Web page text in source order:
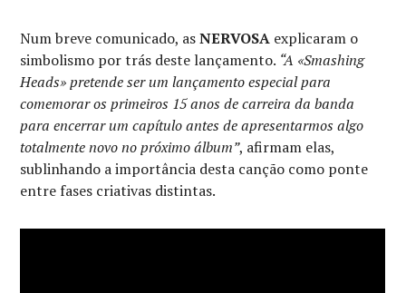
Num breve comunicado, asNERVOSA explicaram o
simbolismo por trás deste lançamento. “A «Smashing
Heads» pretende ser um lançamento especial para
comemorar os primeiros 15 anos de carreira da banda
para encerrar um capítulo antes de apresentarmos algo
totalmente novo no próximo álbum”, afirmam elas,
sublinhando a importância desta canção como ponte
entre fases criativas distintas.